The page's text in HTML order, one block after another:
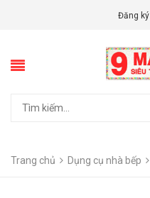
Đăng ký
Trang chủ Dụng cụ nhà bếp